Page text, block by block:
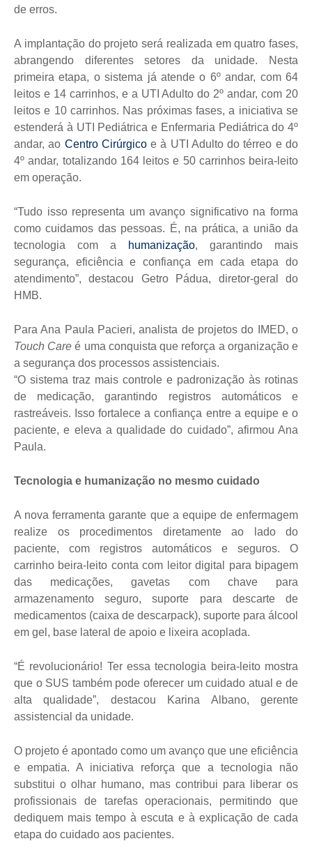
de erros.
A implantação do projeto será realizada em quatro fases,
abrangendo diferentes setores da unidade. Nesta
primeira etapa, o sistema já atende o 6º andar, com 64
leitos e 14 carrinhos, e a UTI Adulto do 2º andar, com 20
leitos e 10 carrinhos. Nas próximas fases, a iniciativa se
estenderá à UTI Pediátrica e Enfermaria Pediátrica do 4º
andar, ao Centro Cirúrgicoe à UTI Adulto do térreo e do
4º andar, totalizando 164 leitos e 50 carrinhos beira-leito
em operação.
“Tudo isso representa um avanço significativo na forma
como cuidamos das pessoas. É, na prática, a união da
tecnologia com a
humanização, garantindo mais
segurança, eficiência e confiança em cada etapa do
atendimento”, destacou Getro Pádua, diretor-geral do
HMB.
Para Ana Paula Pacieri, analista de projetos do IMED, o
Touch Care é uma conquista que reforça a organização e
a segurança dos processos assistenciais.
“O sistema traz mais controle e padronização às rotinas
de medicação, garantindo registros automáticos e
rastreáveis. Isso fortalece a confiança entre a equipe e o
paciente, e eleva a qualidade do cuidado”, afirmou Ana
Paula.
Tecnologia e humanização no mesmo cuidado
A nova ferramenta garante que a equipe de enfermagem
realize os procedimentos diretamente ao lado do
paciente, com registros automáticos e seguros. O
carrinho beira-leito conta com leitor digital para bipagem
das medicações, gavetas com chave para
armazenamento seguro, suporte para descarte de
medicamentos (caixa de descarpack), suporte para álcool
em gel, base lateral de apoio e lixeira acoplada.
“É revolucionário! Ter essa tecnologia beira-leito mostra
que o SUS também pode oferecer um cuidado atual e de
alta qualidade”, destacou Karina Albano, gerente
assistencial da unidade.
O projeto é apontado como um avanço que une eficiência
e empatia. A iniciativa reforça que a tecnologia não
substitui o olhar humano, mas contribui para liberar os
profissionais de tarefas operacionais, permitindo que
dediquem mais tempo à escuta e à explicação de cada
etapa do cuidado aos pacientes.